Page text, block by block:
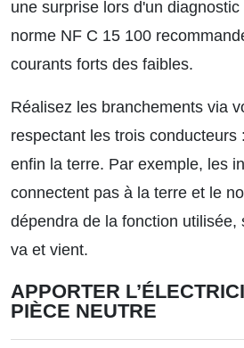
une surprise lors d'un diagnostic
norme NF C 15 100
courants forts des faibles.
Réalisez les branchements via
respectant les trois conducteurs
enfin la terre. Par exemple, les
connectent pas à la terre et le
dépendra de la fonction utilisée,
va et vient.
APPORTER
PIÈCE NEUTRE